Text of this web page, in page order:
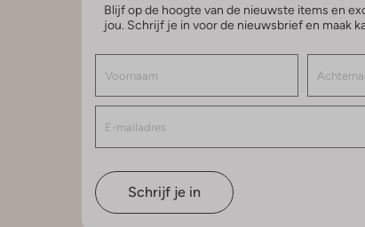
Blijf op de hoogte van de nieuwste items en
jou. Schrijf je in voor de nieuwsbrief en maak
Schrijf je in